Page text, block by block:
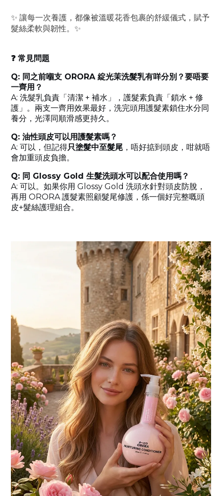
✨ 讓每一次養護，都像被溫暖花香包裹的舒緩儀式，賦予
髮絲柔軟與韌性。✨
❓ 常見問題
Q: 同之前嗰支 ORORA 綻光茉洗髮乳有咩分別？要唔要
一齊用？
A: 洗髮乳負責「清潔 + 補水」，護髮素負責「鎖水 + 修
護」。兩支一齊用效果最好，洗完頭用護髮素鎖住水分同
養分，光澤同順滑感更持久。
Q: 油性頭皮可以用護髮素嗎？
A: 可以，但記得只塗髮中至髮尾 ，唔好掂到頭皮，咁就唔
會加重頭皮負擔。
Q: 同 Glossy Gold 生髮洗頭水可以配合使用嗎？
A: 可以。如果你用 Glossy Gold 洗頭水針對頭皮防脫，
再用 ORORA 護髮素照顧髮尾修護，係一個好完整嘅頭
皮+髮絲護理組合。